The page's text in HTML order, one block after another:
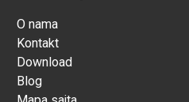
O nama
Kontakt
Download
Blog